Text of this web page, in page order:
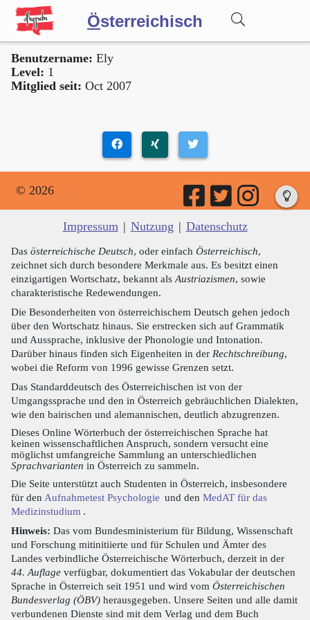
Österreichisch
Wörterbuch
Benutzername: Ely
Level: 1
Mitglied seit: Oct 2007
© 2026
Impressum | Nutzung | Datenschutz
Das österreichische Deutsch, oder einfach Österreichisch,
zeichnet sich durch besondere Merkmale aus. Es besitzt einen
einzigartigen Wortschatz, bekannt als Austriazismen, sowie
charakteristische Redewendungen.
Die Besonderheiten von österreichischem Deutsch gehen jedoch
über den Wortschatz hinaus. Sie erstrecken sich auf Grammatik
und Aussprache, inklusive der Phonologie und Intonation.
Darüber hinaus finden sich Eigenheiten in der Rechtschreibung,
wobei die Reform von 1996 gewisse Grenzen setzt.
Das Standarddeutsch des Österreichischen ist von der
Umgangssprache und den in Österreich gebräuchlichen Dialekten,
wie den bairischen und alemannischen, deutlich abzugrenzen.
Dieses Online Wörterbuch der österreichischen Sprache hat
keinen wissenschaftlichen Anspruch, sondern versucht eine
möglichst umfangreiche Sammlung an unterschiedlichen
Sprachvarianten in Österreich zu sammeln.
Die Seite unterstützt auch Studenten in Österreich, insbesondere
für den Aufnahmetest Psychologie und den MedAT für das
Medizinstudium .
Hinweis: Das vom Bundesministerium für Bildung, Wissenschaft
und Forschung mitinitiierte und für Schulen und Ämter des
Landes verbindliche Österreichische Wörterbuch, derzeit in der
44. Auflage verfügbar, dokumentiert das Vokabular der deutschen
Sprache in Österreich seit 1951 und wird vom Österreichischen
Bundesverlag (ÖBV) herausgegeben. Unsere Seiten und alle damit
verbundenen Dienste sind mit dem Verlag und dem Buch